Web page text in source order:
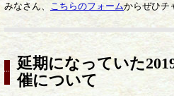
みなさん、 こちらのフォームからぜひチ
延期になっていた
催について